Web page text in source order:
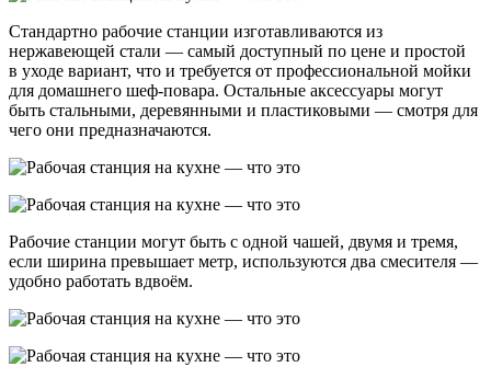
Стандартно рабочие станции изготавливаются из
нержавеющей стали — самый доступный по цене и простой
в уходе вариант, что и требуется от профессиональной мойки
для домашнего шеф-повара. Остальные аксессуары могут
быть стальными, деревянными и пластиковыми — смотря для
чего они предназначаются.
Рабочие станции могут быть с одной чашей, двумя и тремя,
если ширина превышает метр, используются два смесителя —
удобно работать вдвоём.